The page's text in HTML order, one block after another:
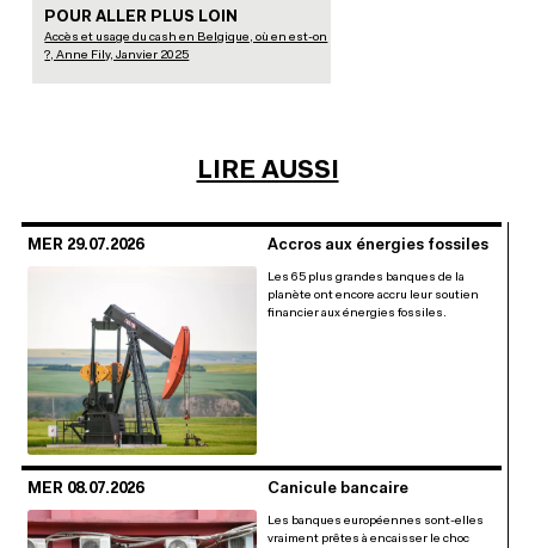
POUR ALLER PLUS LOIN
Accès et usage du cash en Belgique, où en est-on
?, Anne Fily, Janvier 2025
LIRE AUSSI
MER 29.07.2026 Accros aux énergies fossiles
Les 65 plus grandes banques de la
planète ont encore accru leur soutien
financier aux énergies fossiles.
MER 08.07.2026 Canicule bancaire
Les banques européennes sont-elles
vraiment prêtes à encaisser le choc